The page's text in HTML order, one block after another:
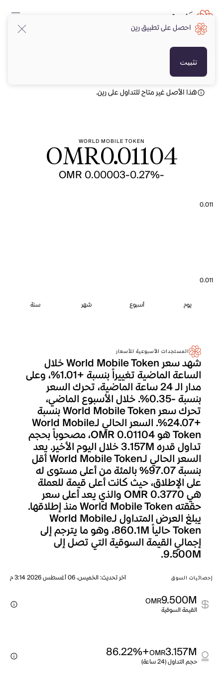
هذا الأصل غير متاح للتداول على رين.
WORLD MOBILE TOKEN
OMR0.01104
-0.27%
-OMR 0.00003
0.011
0.011
يوم أسبوع شهر سنة
المستجدات الأسبوعية للأسعار
شهد سعر World Mobile Token خلال
الساعة الماضية تغييراً بنسبة +1.01%، وعلى
مدار الـ 24 ساعة الماضية، تحرك السعر
بنسبة -0.35%. خلال الأسبوع الماضي،
تحرك سعر World Mobile Token بنسبة
+24.07%. السعر الحالي لـWorld Mobile
Token هو OMR 0.01104، مصحوباً بحجم
تداول قدره 3.157M خلال اليوم الأخير. يعد
السعر الحالي لـWorld Mobile Token أقل
بنسبة 97.07% بالمئة من أعلى مستوى له
على الإطلاق، حيث كانت أعلى قيمة للعملة
هي OMR 0.3770 والذي يعد أعلى سعر
حققته World Mobile Token منذ إطلاقها.
يبلغ العرض المتداول لـWorld Mobile
Token حالياً 860.1M، وهو ما يترجم إلى
إجمالي القيمة السوقية التي تصل إلى
9.500M.
إحصائيات السوق آخر تحديث:الخميس، 06 أغسطس 2026 3:14 م
9.500M
OMR
القيمة السوقية
3.157M
OMR
+86.22%
حجم التداول (24 ساعة)
احصل على تطبيق رين
تثبيت